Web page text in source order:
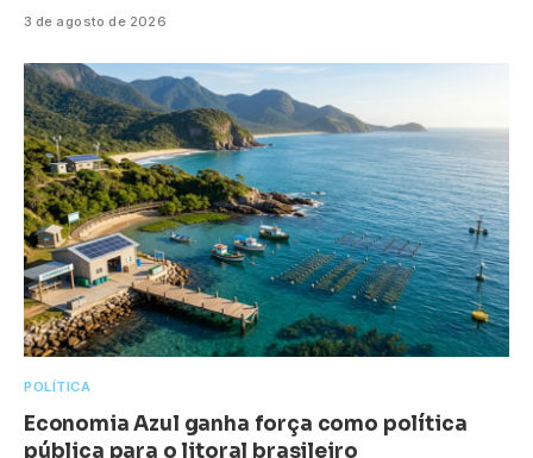
3 de agosto de 2026
POLÍTICA
Economia Azul ganha força como política
pública para o litoral brasileiro